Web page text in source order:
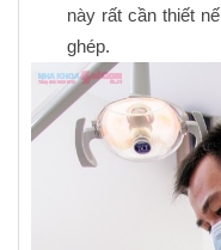
này rất cần thiết
ghép.